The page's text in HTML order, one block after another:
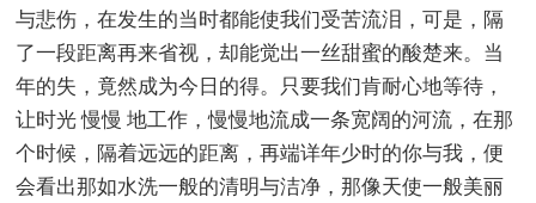
与悲伤，在发生的当时都能使我们受苦流泪，可是，隔
了一段距离再来省视，却能觉出一丝甜蜜的酸楚来。当
年的失，竟然成为今日的得。只要我们肯耐心地等待，
让时光 慢慢 地工作，慢慢地流成一条宽阔的河流，在那
个时候，隔着远远的距离，再端详年少时的你与我，便
会看出那如水洗一般的清明与洁净，那像天使一般美丽